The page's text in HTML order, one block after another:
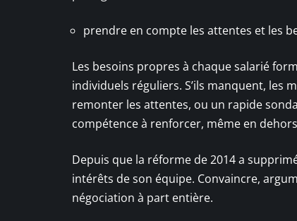
prendre en compte les attentes et les
Les besoins propres à chaque salarié
individuels réguliers. S’ils manquent, les
remonter les attentes, ou un rapide
compétence à renforcer, même en
Depuis que la réforme de 2014 a
intérêts de son équipe. Convaincre,
négociation à part entière.